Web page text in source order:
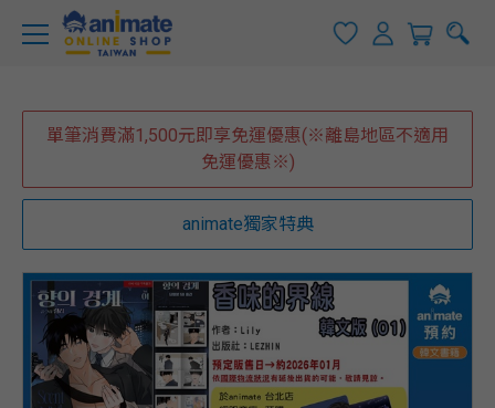
單筆消費滿1,500元即享免運優惠(※離島地區不適用
免運優惠※)
animate獨家特典